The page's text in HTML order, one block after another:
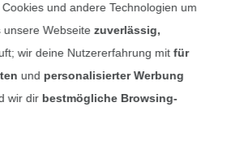
Impressum
Datenschutz
und andere Technologien um
Webseite zuverlässig,
wir deine Nutzererfahrung mitfür
und personalisierter Werbung
wir dir bestmögliche Browsing-